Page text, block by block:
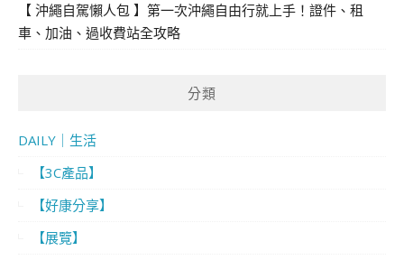
【 沖繩自駕懶人包 】第一次沖繩自由行就上手！證件、租
車、加油、過收費站全攻略
分類
DAILY｜生活
【3C產品】
【好康分享】
【展覽】